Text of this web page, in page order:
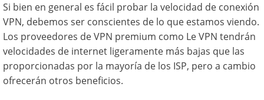
Si bien en general es fácil probar la velocidad de conexión
VPN, debemos ser conscientes de lo que estamos viendo.
Los proveedores de VPN premium como Le VPN tendrán
velocidades de internet ligeramente más bajas que las
proporcionadas por la mayoría de los ISP, pero a cambio
ofrecerán otros beneficios.